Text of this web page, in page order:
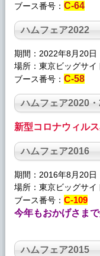
ブース番号： C-64
ハムフェア2022
期間：2022年8月20日
場所：東京ビッグサ
ブース番号： C-58
ハムフェア2020
新型コロナウィル
ハムフェア2016
期間：2016年8月20日
場所：東京ビッグサ
ブース番号： C-109
今年もおかげさま
ハムフェア2015